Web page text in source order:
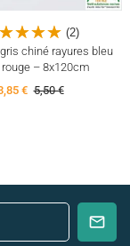
(2)
chiné rayures bleu
– 8x120cm
€ 5,50 €